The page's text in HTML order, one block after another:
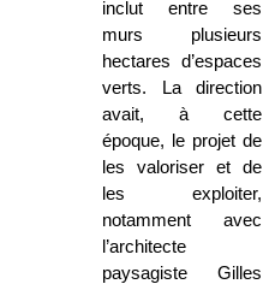
inclut entre ses
murs plusieurs
hectares d’espaces
verts. La direction
avait, à cette
époque, le projet de
les valoriser et de
les exploiter,
notamment avec
l’architecte
paysagiste Gilles